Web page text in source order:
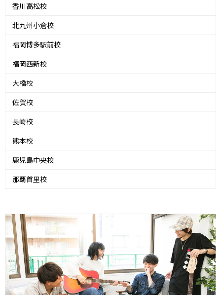
香川高松校
北九州小倉校
福岡博多駅前校
福岡西新校
大橋校
佐賀校
長崎校
熊本校
鹿児島中央校
那覇首里校